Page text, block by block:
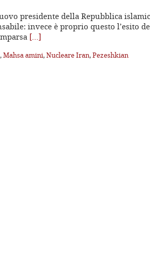
presidente della Repubblica
invece è proprio questo l’esito
[…]
,Mahsa amini,Nucleare Iran,Pezeshkian